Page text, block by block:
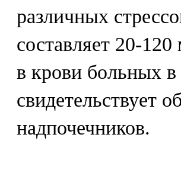
различных
составляет 20-
в крови больных
свидетельствует
надпочечников.